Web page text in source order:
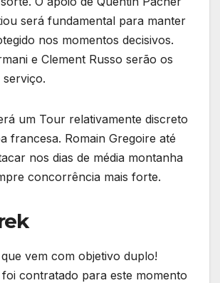
será fundamental para manter
nos momentos decisivos.
e Clement Russo serão os
serviço.
um Tour relativamente discreto
francesa. Romain Gregoire até
nos dias de média montanha
concorrência mais forte.
vem com objetivo duplo!
contratado para este momento